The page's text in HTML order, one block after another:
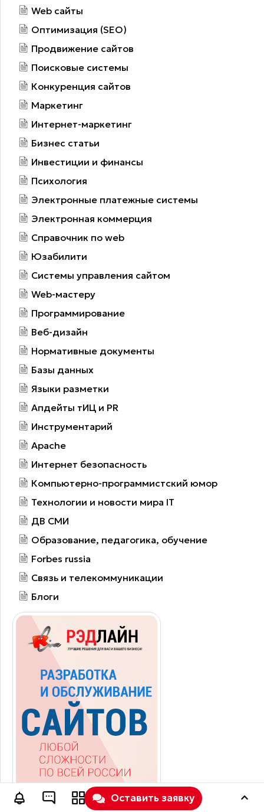
Web сайты
Оптимизация (SEO)
Продвижение сайтов
Поисковые системы
Конкуренция сайтов
Маркетинг
Интернет-маркетинг
Бизнес статьи
Инвестиции и финансы
Психология
Электронные платежные системы
Электронная коммерция
Справочник по web
Юзабилити
Системы управления сайтом
Web-мастеру
Программирование
Веб-дизайн
Нормативные документы
Базы данных
Языки разметки
Апдейты тИЦ и PR
Инструментарий
Apache
Интернет безопасность
Компьютерно-программистский юмор
Технологии и новости мира IT
ДВ СМИ
Образование, педагогика, обучение
Forbes russia
Связь и телекоммуникации
Блоги
Оставить заявку